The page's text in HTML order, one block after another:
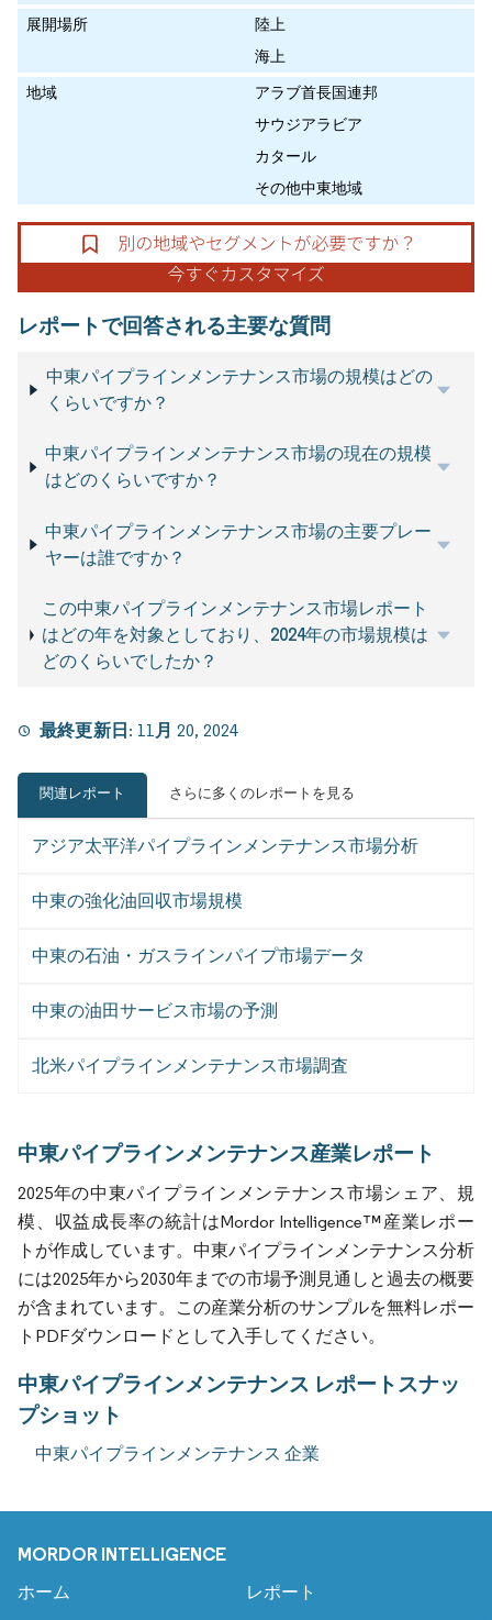
展開場所
陸上
海上
地域
アラブ首長国連邦
サウジアラビア
カタール
その他中東地域
レポートで回答される主要な質問
中東パイプラインメンテナンス市場の規模はどの
くらいですか？
中東パイプラインメンテナンス市場の現在の規模
はどのくらいですか？
中東パイプラインメンテナンス市場の主要プレー
ヤーは誰ですか？
この中東パイプラインメンテナンス市場レポート
はどの年を対象としており、2024年の市場規模は
どのくらいでしたか？
最終更新日: 11月 20, 2024
関連レポート さらに多くのレポートを見る
アジア太平洋パイプラインメンテナンス市場分析
中東の強化油回収市場規模
中東の石油・ガスラインパイプ市場データ
中東の油田サービス市場の予測
北米パイプラインメンテナンス市場調査
中東パイプラインメンテナンス産業レポート
2025年の中東パイプラインメンテナンス市場シェア、規
模、収益成長率の統計はMordor Intelligence™産業レポー
トが作成しています。中東パイプラインメンテナンス分析
には2025年から2030年までの市場予測見通しと過去の概要
が含まれています。この産業分析のサンプルを無料レポー
トPDFダウンロードとして入手してください。
中東パイプラインメンテナンス レポートスナッ
プショット
中東パイプラインメンテナンス 企業
MORDOR INTELLIGENCE
ホーム レポート